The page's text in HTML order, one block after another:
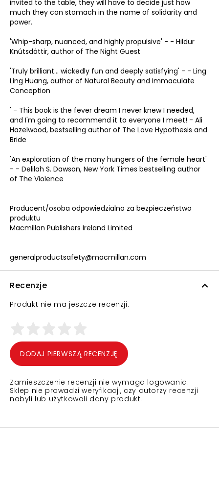
invited to the table, they will have to decide just how
much they can stomach in the name of solidarity and
power.
'Whip-sharp, nuanced, and highly propulsive' - - Hildur
Knútsdóttir, author of The Night Guest
'Truly brilliant... wickedly fun and deeply satisfying' - - Ling
Ling Huang, author of Natural Beauty and Immaculate
Conception
' - This book is the fever dream I never knew I needed,
and I'm going to recommend it to everyone I meet! - Ali
Hazelwood, bestselling author of The Love Hypothesis and
Bride
'An exploration of the many hungers of the female heart'
- - Delilah S. Dawson, New York Times bestselling author
of The Violence
Producent/osoba odpowiedzialna za bezpieczeństwo
produktu
Macmillan Publishers Ireland Limited
generalproductsafety@macmillan.com
Recenzje
Produkt nie ma jeszcze recenzji.
DODAJ PIERWSZĄ RECENZJĘ
Zamieszczenie recenzji nie wymaga logowania.
Sklep nie prowadzi weryfikacji, czy autorzy recenzji
nabyli lub użytkowali dany produkt.